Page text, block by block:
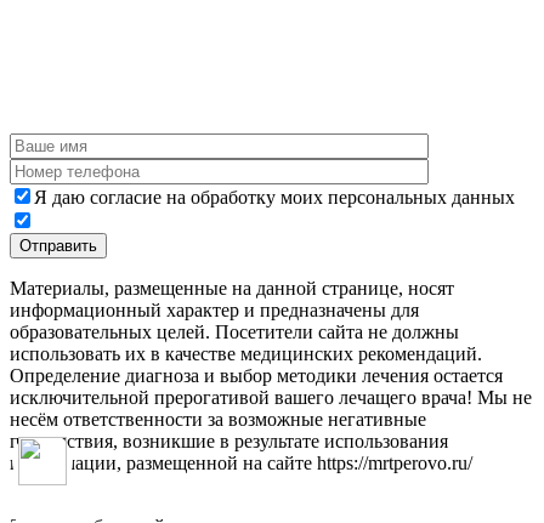
Я даю согласие на обработку моих персональных данных
Материалы, размещенные на данной странице, носят
информационный характер и предназначены для
образовательных целей. Посетители сайта не должны
использовать их в качестве медицинских рекомендаций.
Определение диагноза и выбор методики лечения остается
исключительной прерогативой вашего лечащего врача! Мы не
несём ответственности за возможные негативные
последствия, возникшие в результате использования
информации, размещенной на сайте https://mrtperovo.ru/